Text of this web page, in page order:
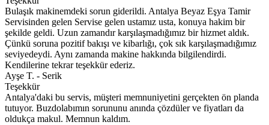
Bulaşık makinemdeki sorun giderildi. Antalya Beyaz Eşya Tamir
Servisinden gelen Servise gelen ustamız usta, konuya hakim bir
şekilde geldi. Uzun zamandır karşılaşmadığımız bir hizmet aldık.
Çünkü soruna pozitif bakışı ve kibarlığı, çok sık karşılaşmadığımız
seviyedeydi. Aynı zamanda makine hakkında bilgilendirdi.
Kendilerine tekrar teşekkür ederiz.
Ayşe T. - Serik
Teşekkür
Antalya'daki bu servis, müşteri memnuniyetini gerçekten ön planda
tutuyor. Buzdolabımın sorununu anında çözdüler ve fiyatları da
oldukça makul. Memnun kaldım.